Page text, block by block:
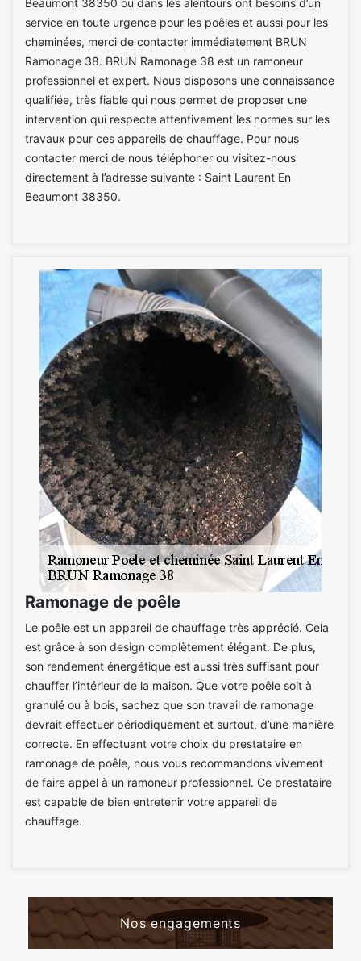
service en toute urgence pour les poêles et aussi pour les
cheminées, merci de contacter immédiatement BRUN
Ramonage 38. BRUN Ramonage 38 est un ramoneur
professionnel et expert. Nous disposons une connaissance
qualifiée, très fiable qui nous permet de proposer une
intervention qui respecte attentivement les normes sur les
travaux pour ces appareils de chauffage. Pour nous
contacter merci de nous téléphoner ou visitez-nous
directement à l’adresse suivante : Saint Laurent En
Beaumont 38350.
Ramonage de poêle
Le poêle est un appareil de chauffage très apprécié. Cela
est grâce à son design complètement élégant. De plus,
son rendement énergétique est aussi très suffisant pour
chauffer l’intérieur de la maison. Que votre poêle soit à
granulé ou à bois, sachez que son travail de ramonage
devrait effectuer périodiquement et surtout, d’une manière
correcte. En effectuant votre choix du prestataire en
ramonage de poêle, nous vous recommandons vivement
de faire appel à un ramoneur professionnel. Ce prestataire
est capable de bien entretenir votre appareil de
chauffage.
Nos engagements